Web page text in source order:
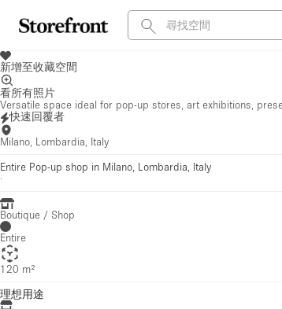
新增至收藏空間
看所有照片
Versatile space ideal for pop-up stores, art exhibitions,
快速回覆者
Milano, Lombardia, Italy
Entire Pop-up shop in Milano, Lombardia, Italy
·
Boutique / Shop
Entire
120 m²
理想用途